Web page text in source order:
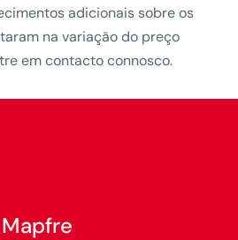
adicionais sobre os
na variação do preço
em contacto connosco.